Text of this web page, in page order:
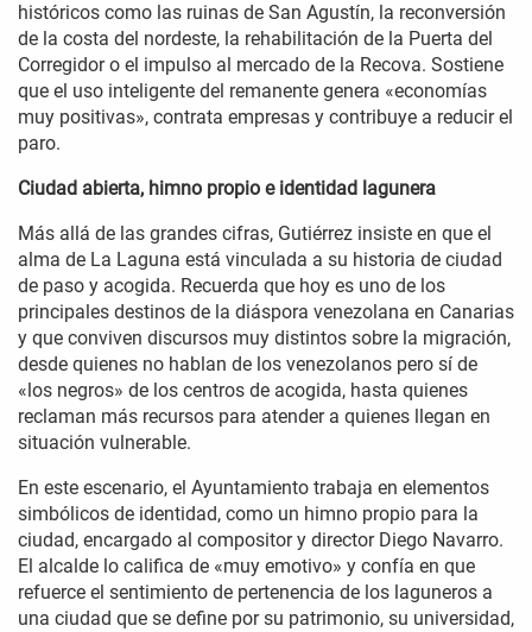
históricos como las ruinas de San Agustín, la reconversión
de la costa del nordeste, la rehabilitación de la Puerta del
Corregidor o el impulso al mercado de la Recova. Sostiene
que el uso inteligente del remanente genera «economías
muy positivas», contrata empresas y contribuye a reducir el
paro.
Ciudad abierta, himno propio e identidad lagunera
Más allá de las grandes cifras, Gutiérrez insiste en que el
alma de La Laguna está vinculada a su historia de ciudad
de paso y acogida. Recuerda que hoy es uno de los
principales destinos de la diáspora venezolana en Canarias
y que conviven discursos muy distintos sobre la migración,
desde quienes no hablan de los venezolanos pero sí de
«los negros» de los centros de acogida, hasta quienes
reclaman más recursos para atender a quienes llegan en
situación vulnerable.
En este escenario, el Ayuntamiento trabaja en elementos
simbólicos de identidad, como un himno propio para la
ciudad, encargado al compositor y director Diego Navarro.
El alcalde lo califica de «muy emotivo» y confía en que
refuerce el sentimiento de pertenencia de los laguneros a
una ciudad que se define por su patrimonio, su universidad,